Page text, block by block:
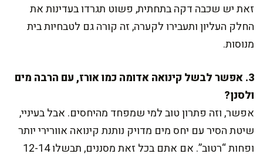
זאת יש שכבה דקה בתחתית, פשוט תגרדו בעדינות את
החלק העליון ותעבירו לקערה, זה קורה גם לטבחיות בית
מנוסות.
3. אפשר לבשל קינואה אדומה כמו אורז, עם הרבה מים
ולסנן?
אפשר, וזה פתרון טוב למי שמפחד מהיחסים. אבל בעיניי,
שיטת הסיר עם יחס מים מדויק נותנת קינואה אוורירי יותר
ופחות “רטוב”. אם אתם בכל זאת מסננים, תבשלו 12-14